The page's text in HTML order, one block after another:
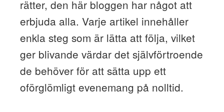
rätter, den här bloggen har något att
erbjuda alla. Varje artikel innehåller
enkla steg som är lätta att följa, vilket
ger blivande värdar det självförtroende
de behöver för att sätta upp ett
oförglömligt evenemang på nolltid.